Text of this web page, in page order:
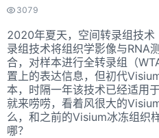
3079
2020年夏天，空间转录组技
录组技术将组织学影像与RNA
合，对样本进行全转录组（
置上的表达信息，但初代
本，时隔一年该技术已经适用
就来唠唠，看着风很大的
么，和之前的Visium冰冻组织
哪？